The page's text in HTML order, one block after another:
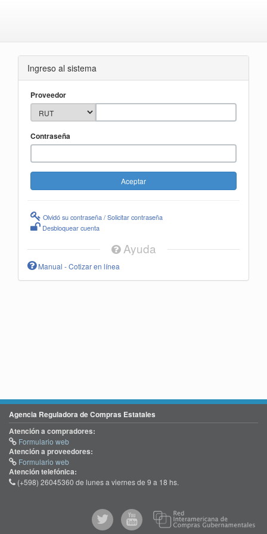
Ingreso al sistema
Proveedor
Contraseña
Olvidó su contraseña / Solicitar contraseña
Desbloquear cuenta
Ayuda
Manual - Cotizar en línea
Agencia Reguladora de Compras Estatales
Atención a compradores:
Formulario web
Atención a proveedores:
Formulario web
Atención telefónica:
(+598) 26045360 de lunes a viernes de 9 a 18 hs.
@comprasgubuy
ACCE